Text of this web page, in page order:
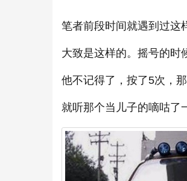
笔者前段时间就遇到过这
大致是这样的。摇号的时
他不记得了，按了5次，
就听那个当儿子的嘀咕了